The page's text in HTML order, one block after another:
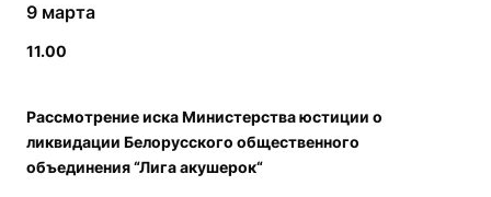
9 марта
11.00
Рассмотрение иска Министерства юстиции о
ликвидации Белорусского общественного
объединения “Лига акушерок“